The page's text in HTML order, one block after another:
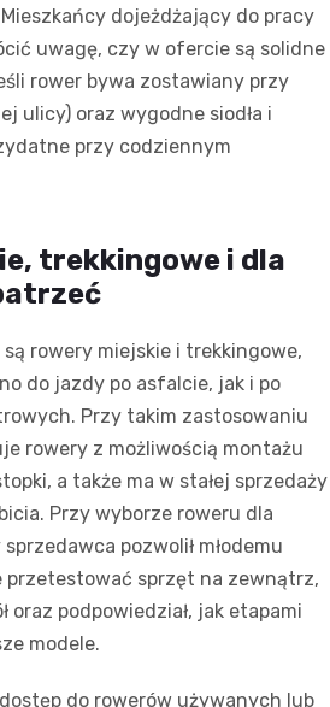
dojeżdżający do pracy
uwagę, czy w ofercie są solidne
rower bywa zostawiany przy
ulicy) oraz wygodne siodła i
przy codziennym
trekkingowe i dla
są rowery miejskie i trekkingowe,
do jazdy po asfalcie, jak i po
Przy takim zastosowaniu
rowery z możliwością montażu
a także ma w stałej sprzedaży
Przy wyborze roweru dla
pozwolił młodemu
przetestować sprzęt na zewnątrz,
oraz podpowiedział, jak etapami
modele.
do rowerów używanych lub